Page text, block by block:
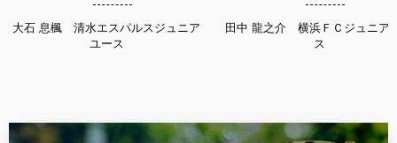
大石 息楓 清水エスパルスジュニア
ユース
田中 龍之介 横浜ＦＣジュニア
ス